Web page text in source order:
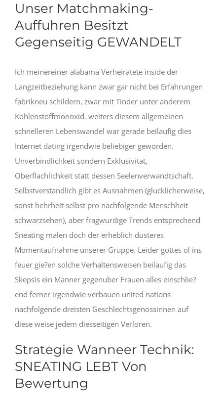
Unser Matchmaking-
Auffuhren Besitzt
Gegenseitig GEWANDELT
Ich meinereiner alabama Verheiratete inside der
Langzeitbeziehung kann zwar gar nicht bei Erfahrungen
fabrikneu schildern, zwar mit Tinder unter anderem
Kohlenstoffmonoxid. weiters diesem allgemeinen
schnelleren Lebenswandel war gerade beilaufig dies
Internet dating irgendwie beliebiger geworden.
Unverbindlichkeit sondern Exklusivitat,
Oberflachlichkeit statt dessen Seelenverwandtschaft.
Selbstverstandlich gibt es Ausnahmen (glucklicherweise,
sonst hehrheit selbst pro nachfolgende Menschheit
schwarzsehen), aber fragwurdige Trends entsprechend
Sneating malen doch der erheblich dusteres
Momentaufnahme unserer Gruppe. Leider gottes ol ins
feuer gie?en solche Verhaltensweisen beilaufig das
Skepsis ein Manner gegenuber Frauen alles einschlie?
end ferner irgendwie verbauen united nations
nachfolgende dreisten Geschlechtsgenossinnen auf
diese weise jedem diesseitigen Verloren.
Strategie Wanneer Technik:
SNEATING LEBT Von
Bewertung